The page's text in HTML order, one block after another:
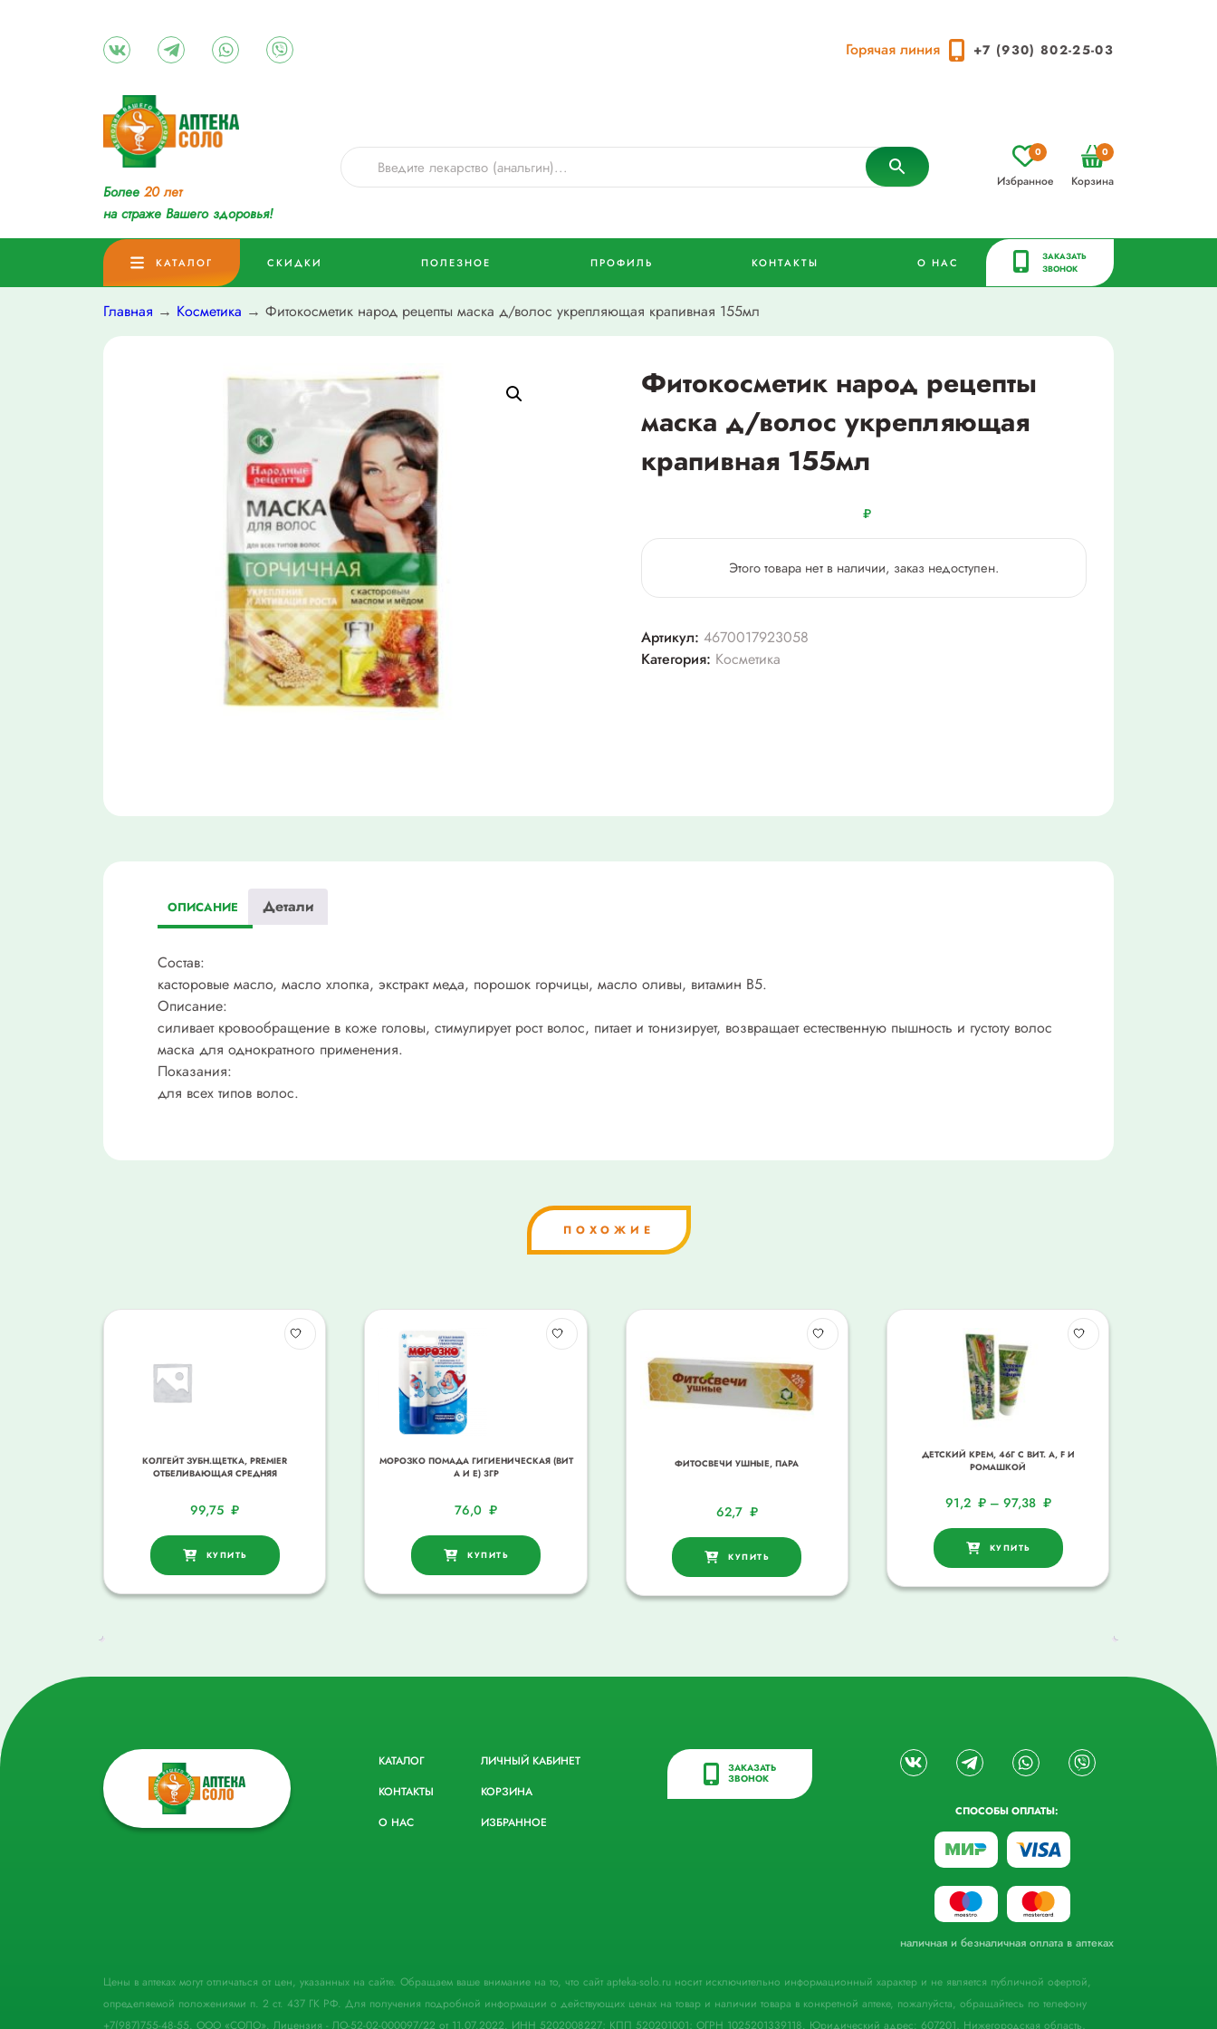
Горячая линия +7 (930) 802-25-03
Более 20 лет
на страже Вашего здоровья!
Избранное
0
Корзина
0
КАТАЛОГ СКИДКИ ПОЛЕЗНОЕ ПРОФИЛЬ КОНТАКТЫ О НАС
ЗАКАЗАТЬ
ЗВОНОК
Главная → Косметика → Фитокосметик народ рецепты маска д/волос укрепляющая крапивная 155мл
Фитокосметик народ рецепты
маска д/волос укрепляющая
крапивная 155мл
₽
Этого товара нет в наличии, заказ недоступен.
Артикул: 4670017923058
Категория: Косметика
ОПИСАНИЕ Детали
Состав:
касторовые масло, масло хлопка, экстракт меда, порошок горчицы, масло оливы, витамин В5.
Описание:
силивает кровообращение в коже головы, стимулирует рост волос, питает и тонизирует, возвращает естественную пышность и густоту волос
маска для однократного применения.
Показания:
для всех типов волос.
ПОХОЖИЕ
КОЛГЕЙТ ЗУБН.ЩЕТКА, PREMIER
ОТБЕЛИВАЮЩАЯ СРЕДНЯЯ
99,75₽
КУПИТЬ
МОРОЗКО ПОМАДА ГИГИЕНИЧЕСКАЯ (ВИТ
А И Е) 3ГР
76,0 ₽
КУПИТЬ
ФИТОСВЕЧИ УШНЫЕ, ПАРА
62,7 ₽
КУПИТЬ
ДЕТСКИЙ КРЕМ, 46Г С ВИТ. A, F И
РОМАШКОЙ
91,2 ₽ – 97,38 ₽
КУПИТЬ
КАТАЛОГ
КОНТАКТЫ
О НАС
ЛИЧНЫЙ КАБИНЕТ
КОРЗИНА
ИЗБРАННОЕ
ЗАКАЗАТЬ
ЗВОНОК
СПОСОБЫ ОПЛАТЫ:
наличная и безналичная оплата в аптеках
Цены в аптеках могут отличаться от цен, указанных на сайте. Обращаем ваше внимание на то, что сайт apteka-solo.ru носит исключительно информационный характер и не является публичной офертой,
определяемой положениями п. 2 ст. 437 ГК РФ. Для получения подробной информации о действующих ценах на товар и наличии товара в конкретной аптеке, пожалуйста, обращайтесь по телефону
+7(987)755-48-55. ООО «СОЛО». Лицензия - ЛО-52-02-000097/22 от 11.07.2022. ИНН 5202008227; КПП 520201001; ОГРН 1025201339118. Юридический адрес: 607201, Нижегородская область,